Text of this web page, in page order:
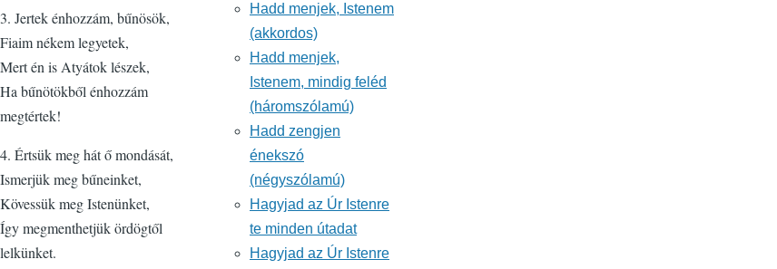
3. Jertek énhozzám, bűnösök,
Fiaim nékem legyetek,
Mert én is Atyátok lészek,
Ha bűnötökből énhozzám
megtértek!
4. Értsük meg hát ő mondását,
Ismerjük meg bűneinket,
Kövessük meg Istenünket,
Így megmenthetjük ördögtől
lelkünket.
Hadd menjek, Istenem
(akkordos)
Hadd menjek,
Istenem, mindig feléd
(háromszólamú)
Hadd zengjen
énekszó
(négyszólamú)
Hagyjad az Úr Istenre
te minden útadat
Hagyjad az Úr Istenre